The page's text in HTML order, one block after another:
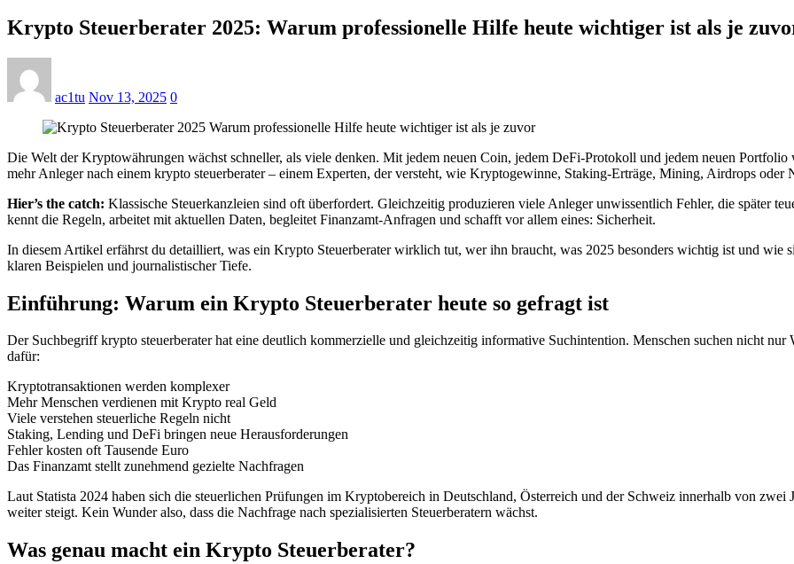
Krypto Steuerberater 2025: Warum professionelle Hilfe heute wichtiger ist als je
ac1tu Nov 13, 2025 0
Die Welt der Kryptowährungen wächst schneller, als viele denken. Mit jedem neuen Coin, jedem DeFi-Protokoll und jedem neuen Portfolio
mehr Anleger nach einem krypto steuerberater – einem Experten, der versteht, wie Kryptogewinne, Staking-Erträge, Mining, Airdrops oder
Hier’s the catch: Klassische Steuerkanzleien sind oft überfordert. Gleichzeitig produzieren viele Anleger unwissentlich Fehler, die später
kennt die Regeln, arbeitet mit aktuellen Daten, begleitet Finanzamt-Anfragen und schafft vor allem eines: Sicherheit.
In diesem Artikel erfährst du detailliert, was ein Krypto Steuerberater wirklich tut, wer ihn braucht, was 2025 besonders wichtig ist und wie
klaren Beispielen und journalistischer Tiefe.
Einführung: Warum ein Krypto Steuerberater heute so gefragt ist
Der Suchbegriff krypto steuerberater hat eine deutlich kommerzielle und gleichzeitig informative Suchintention. Menschen suchen nicht
dafür:
Kryptotransaktionen werden komplexer
Mehr Menschen verdienen mit Krypto real Geld
Viele verstehen steuerliche Regeln nicht
Staking, Lending und DeFi bringen neue Herausforderungen
Fehler kosten oft Tausende Euro
Das Finanzamt stellt zunehmend gezielte Nachfragen
Laut Statista 2024 haben sich die steuerlichen Prüfungen im Kryptobereich in Deutschland, Österreich und der Schweiz innerhalb von zwei
weiter steigt. Kein Wunder also, dass die Nachfrage nach spezialisierten Steuerberatern wächst.
Was genau macht ein Krypto Steuerberater?